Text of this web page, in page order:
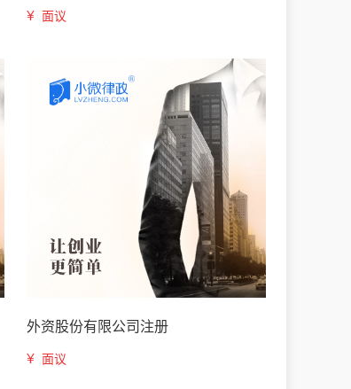
¥ 面议
外资股份有限公司注册
¥ 面议